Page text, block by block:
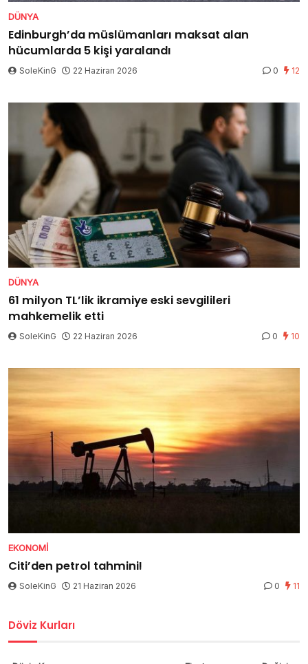
DÜNYA
Edinburgh’da müslümanları maksat alan
hücumlarda 5 kişi yaralandı
SoleKinG 22 Haziran 2026 0 12
DÜNYA
61 milyon TL’lik ikramiye eski sevgilileri
mahkemelik etti
SoleKinG 22 Haziran 2026 0 10
EKONOMI
Citi’den petrol tahmini!
SoleKinG 21 Haziran 2026 0 11
Döviz Kurları